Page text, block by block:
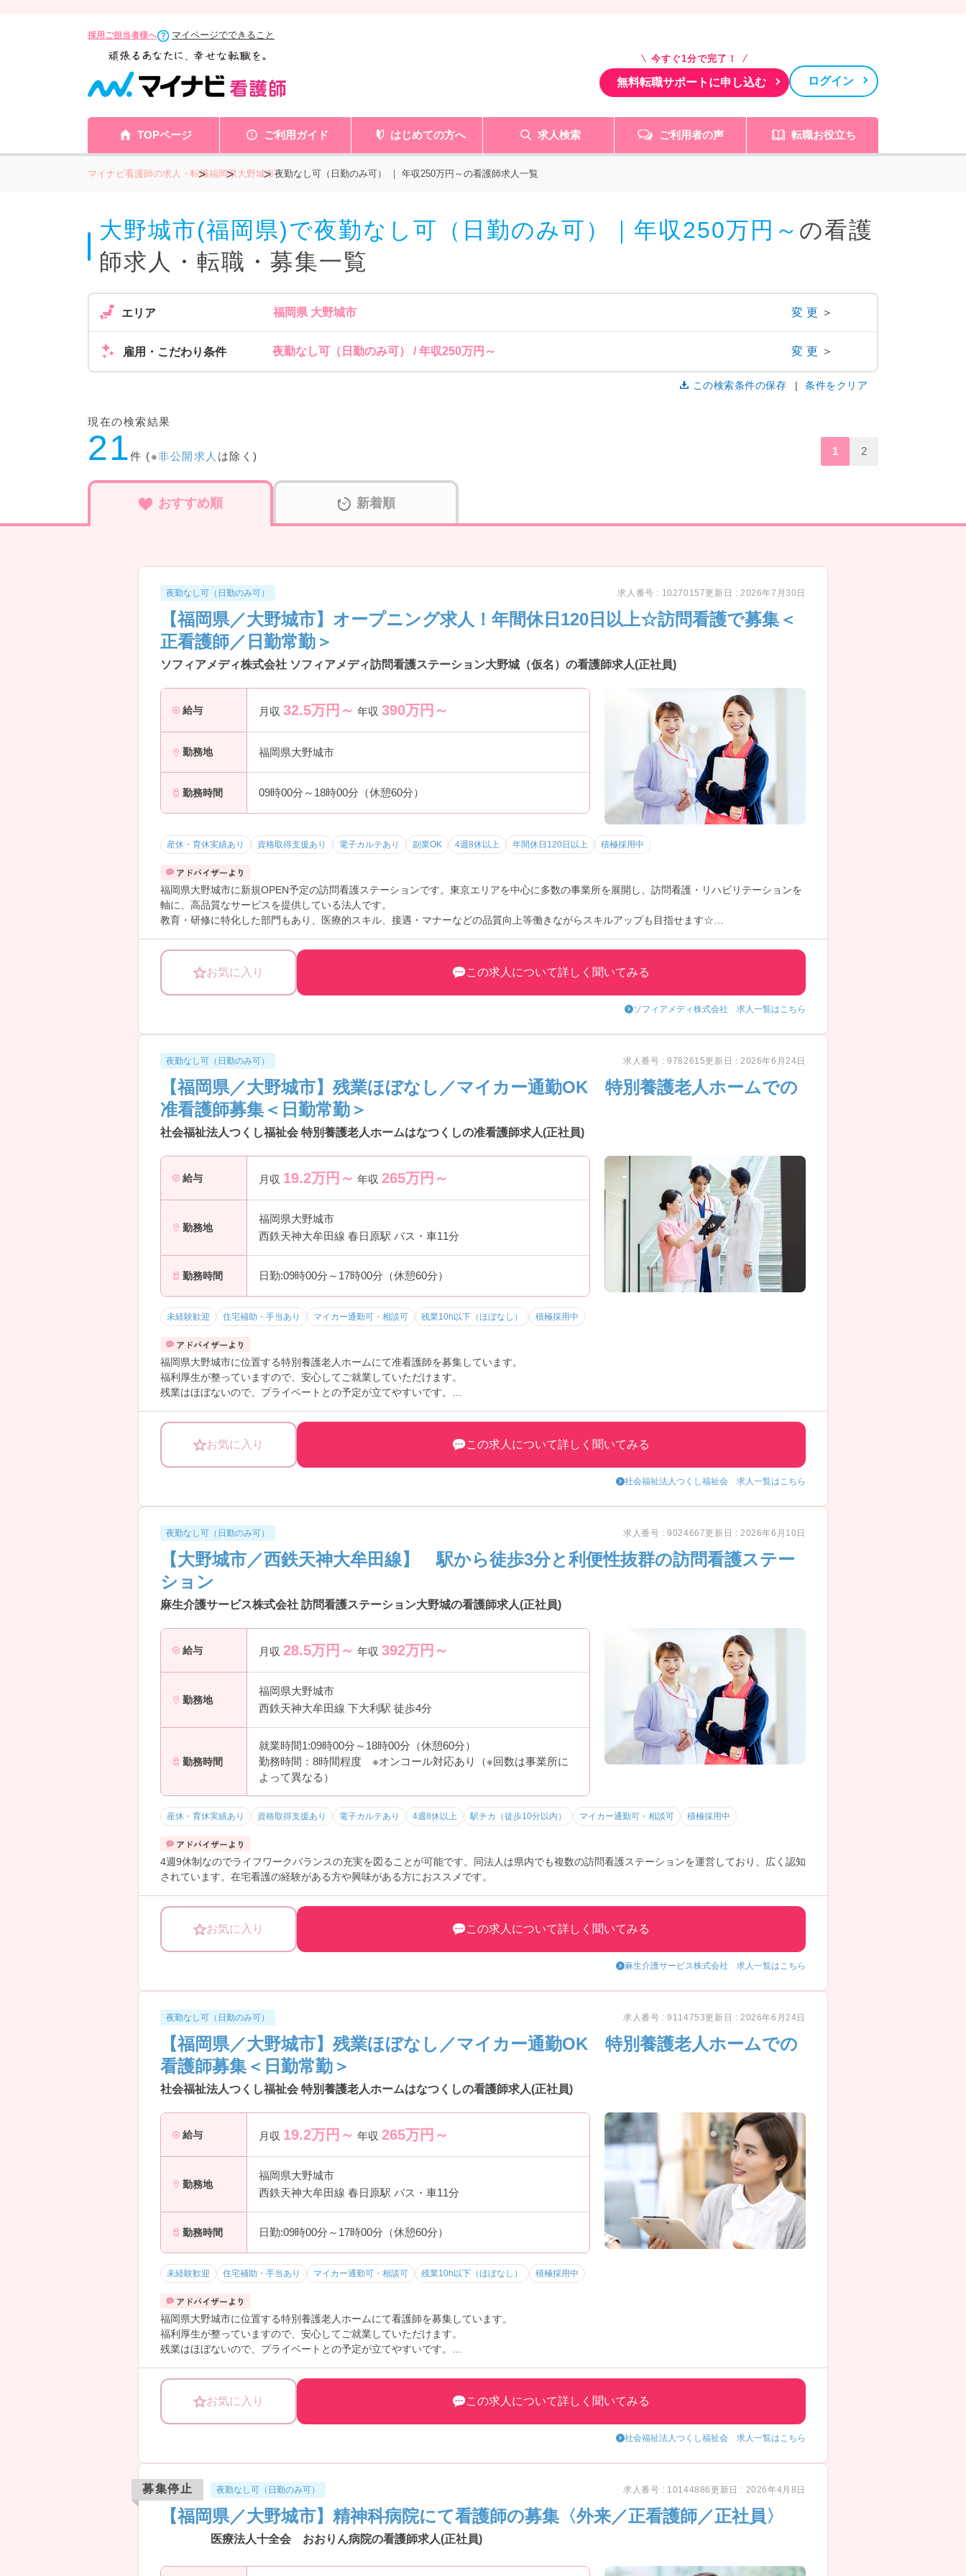
採用ご担当者様へ マイページでできること
今すぐ1分で完了！
無料転職サポートに申し込む ログイン
TOPページ ご利用ガイド はじめての方へ 求人検索 ご利用者の声 転職お役立ち
マイナビ看護師の求人・転職福岡県大野城市夜勤なし可（日勤のみ可） ｜ 年収250万円～の看護師求人一覧
大野城市(福岡県)で夜勤なし可（日勤のみ可）｜年収250万円～ の看護
師求人・転職・募集一覧
エリア 福岡県 大野城市 変更 ＞
雇用・こだわり条件 夜勤なし可（日勤のみ可） / 年収250万円～ 変更 ＞
この検索条件の保存 条件をクリア
現在の検索結果
21件 (※非公開求人 は除く) 1 2
おすすめ順 新着順
夜勤なし可（日勤のみ可） 求人番号 : 10270157更新日 : 2026年7月30日
【福岡県／大野城市】オープニング求人！年間休日120日以上☆訪問看護で募集＜
正看護師／日勤常勤＞
ソフィアメディ株式会社 ソフィアメディ訪問看護ステーション大野城（仮名）の看護師求人(正社員)
給与 月収 32.5万円～ 年収 390万円～
勤務地 福岡県大野城市
勤務時間 09時00分～18時00分（休憩60分）
産休・育休実績あり 資格取得支援あり 電子カルテあり 副業OK 4週8休以上 年間休日120日以上 積極採用中
福岡県大野城市に新規OPEN予定の訪問看護ステーションです。東京エリアを中心に多数の事業所を展開し、訪問看護・リハビリテーションを
軸に、高品質なサービスを提供している法人です。
教育・研修に特化した部門もあり、医療的スキル、接遇・マナーなどの品質向上等働きながらスキルアップも目指せます☆
―――――――――――――――
■ しっかり休める安心の働き方
―――――――――――――――
・訪問件数は1日5～7件と無理のない調整
→ ご家庭や趣味など、プライベートも大切にできる職場です♪
―――――――――――――――
■ 訪問看護未経験でも安心の教育体制
―――――――――――――――
段階的にスキルアップできる環境です！
・その後もフォローや階層別研修等あり
・オンライン研修で継続的に学習可能
■ 在宅看護のやりがいを実感
―――――――――――――――
利用者様に寄り添った看護ができます！
・個人宅への訪問で生活に密着したケア
・医師や多職種との連携体制あり
・中重度のケースにも対応できる環境
→ 幅広い経験を積みながら成長できます♪
―――――――――――――――
■ ライフスタイルに合わせて働ける
―――――――――――――――
柔軟な働き方ができる体制です！
・時短正社員制度あり
→ 子育てや家庭と両立しやすい環境です♪
お気に入り この求人について詳しく聞いてみる
ソフィアメディ株式会社 求人一覧はこちら
夜勤なし可（日勤のみ可） 求人番号 : 9782615更新日 : 2026年6月24日
【福岡県／大野城市】残業ほぼなし／マイカー通勤OK 特別養護老人ホームでの
准看護師募集＜日勤常勤＞
社会福祉法人つくし福祉会 特別養護老人ホームはなつくしの准看護師求人(正社員)
給与 月収 19.2万円～ 年収 265万円～
勤務地
福岡県大野城市
西鉄天神大牟田線 春日原駅 バス・車11分
勤務時間 日勤:09時00分～17時00分（休憩60分）
未経験歓迎 住宅補助・手当あり マイカー通勤可・相談可 残業10h以下（ほぼなし） 積極採用中
福岡県大野城市に位置する特別養護老人ホームにて准看護師を募集しています。
福利厚生が整っていますので、安心してご就業していただけます。
残業はほぼないので、プライベートとの予定が立てやすいです。
お気に入り この求人について詳しく聞いてみる
社会福祉法人つくし福祉会 求人一覧はこちら
夜勤なし可（日勤のみ可） 求人番号 : 9024667更新日 : 2026年6月10日
【大野城市／西鉄天神大牟田線】 駅から徒歩3分と利便性抜群の訪問看護ステー
ション
麻生介護サービス株式会社 訪問看護ステーション大野城の看護師求人(正社員)
給与 月収 28.5万円～ 年収 392万円～
勤務地
福岡県大野城市
西鉄天神大牟田線 下大利駅 徒歩4分
勤務時間
就業時間1:09時00分～18時00分（休憩60分）
勤務時間：8時間程度 ※オンコール対応あり（※回数は事業所に
よって異なる）
産休・育休実績あり 資格取得支援あり 電子カルテあり 4週8休以上 駅チカ（徒歩10分以内） マイカー通勤可・相談可 積極採用中
4週9休制なのでライフワークバランスの充実を図ることが可能です。同法人は県内でも複数の訪問看護ステーションを運営しており、広く認知
されています。在宅看護の経験がある方や興味がある方におススメです。
お気に入り この求人について詳しく聞いてみる
麻生介護サービス株式会社 求人一覧はこちら
夜勤なし可（日勤のみ可） 求人番号 : 9114753更新日 : 2026年6月24日
【福岡県／大野城市】残業ほぼなし／マイカー通勤OK 特別養護老人ホームでの
看護師募集＜日勤常勤＞
社会福祉法人つくし福祉会 特別養護老人ホームはなつくしの看護師求人(正社員)
給与 月収 19.2万円～ 年収 265万円～
勤務地
福岡県大野城市
西鉄天神大牟田線 春日原駅 バス・車11分
勤務時間 日勤:09時00分～17時00分（休憩60分）
未経験歓迎 住宅補助・手当あり マイカー通勤可・相談可 残業10h以下（ほぼなし） 積極採用中
福岡県大野城市に位置する特別養護老人ホームにて看護師を募集しています。
福利厚生が整っていますので、安心してご就業していただけます。
残業はほぼないので、プライベートとの予定が立てやすいです。
お気に入り この求人について詳しく聞いてみる
社会福祉法人つくし福祉会 求人一覧はこちら
募集停止 夜勤なし可（日勤のみ可） 求人番号 : 10144886更新日 : 2026年4月8日
【福岡県／大野城市】精神科病院にて看護師の募集〈外来／正看護師／正社員〉
医療法人十全会 おおりん病院の看護師求人(正社員)